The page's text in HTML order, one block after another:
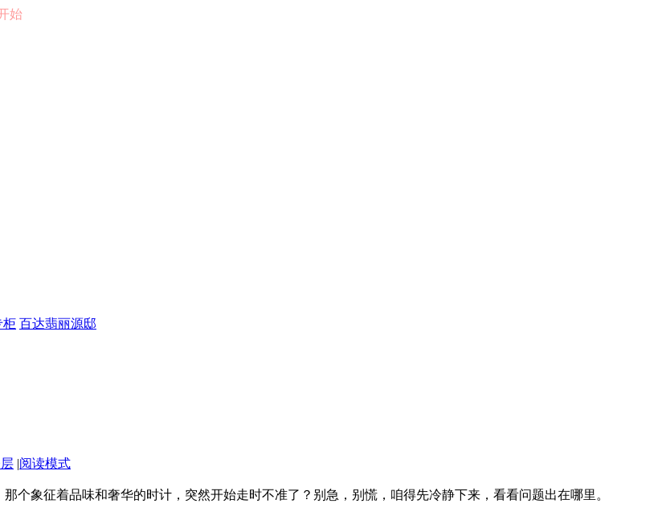
始
柜 百达翡丽源邸
|阅读模式
个象征着品味和奢华的时计，突然开始走时不准了？别急，别慌，咱得先冷静下来，看看问题出在哪里。